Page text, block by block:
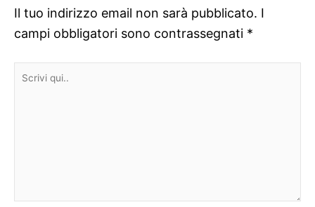
Il tuo indirizzo email non sarà pubblicato. I
campi obbligatori sono contrassegnati *
Scrivi